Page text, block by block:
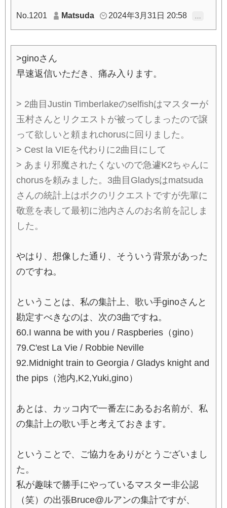
No.1201 Matsuda 2024年3月31日 20:58
>ginoさん
早速返信いただき、痛み入ります。
> 2曲目Justin Timberlakeのselfishはマスターが
玉村さんとリクエストが被ってしまったので譲
って欲しいと頼まれchorusに回りました。
> Cest la VIEを代わりに2曲目にして
> あまり邪魔されたくないので急遽K2ちゃんに
chorusを頼みました。3曲目Gladysはmatsuda
さんの統計上はボクのリクエストですが先輩に
敬意を表して最初に池内さんのお名前を記しま
した。
やはり、想像した通り、そういう背景があった
のですね。
ということは、私の集計上、歌い手ginoさんと
勘定すべきなのは、次の3曲ですね。
60.I wanna be with you / Raspberies（gino）
79.C'est La Vie / Robbie Neville
92.Midnight train to Georgia / Gladys knight and
the pips（池内,K2,Yuki,gino）
あとは、カッコ内で一番左にあるお名前が、私
の集計上の歌い手と考えておきます。
ということで、ご協力をありがとうございまし
た。
私が趣味で勝手にやっているマスター非公認
（笑）の出張Bruce@ルアンの集計ですが、